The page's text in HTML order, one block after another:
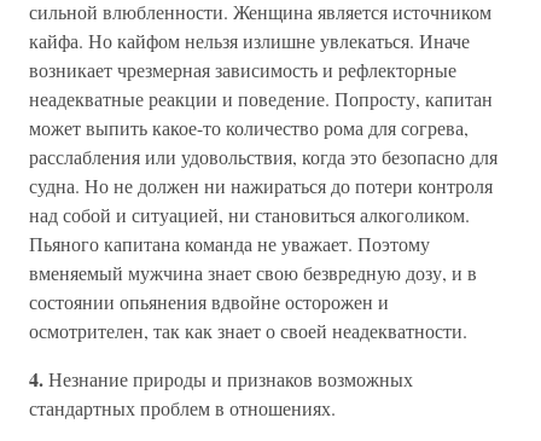
сильной влюбленности. Женщина является источником
кайфа. Но кайфом нельзя излишне увлекаться. Иначе
возникает чрезмерная зависимость и рефлекторные
неадекватные реакции и поведение. Попросту, капитан
может выпить какое-то количество рома для согрева,
расслабления или удовольствия, когда это безопасно для
судна. Но не должен ни нажираться до потери контроля
над собой и ситуацией, ни становиться алкоголиком.
Пьяного капитана команда не уважает. Поэтому
вменяемый мужчина знает свою безвредную дозу, и в
состоянии опьянения вдвойне осторожен и
осмотрителен, так как знает о своей неадекватности.
4.Незнание природы и признаков возможных
стандартных проблем в отношениях.